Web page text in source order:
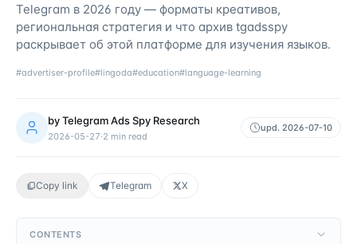
Telegram в 2026 году — форматы креативов,
региональная стратегия и что архив tgadsspy
раскрывает об этой платформе для изучения языков.
#advertiser-profile#lingoda#education#language-learning
byTelegram Ads Spy Research
2026-05-27·2 min read
upd. 2026-07-10
Copy link Telegram X
CONTENTS